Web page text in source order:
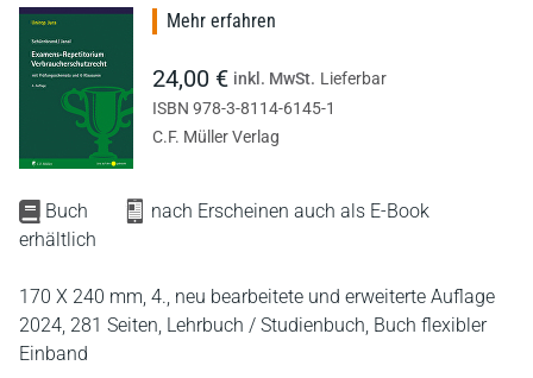
Buch
nach Erscheinen auch als E-Book
erhältlich
170 X 240 mm, 4., neu bearbeitete und erweiterte Auflage
2024, 281 Seiten, Lehrbuch / Studienbuch, Buch flexibler
Einband
Mehr erfahren
24,00 € inkl. MwSt. Lieferbar
ISBN 978-3-8114-6145-1
C.F. Müller Verlag